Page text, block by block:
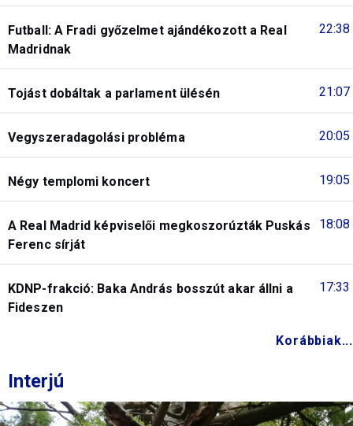
22:38
Futball: A Fradi győzelmet ajándékozott a Real
Madridnak
21:07
Tojást dobáltak a parlament ülésén
20:05
Vegyszeradagolási probléma
19:05
Négy templomi koncert
18:08
A Real Madrid képviselői megkoszorúzták Puskás
Ferenc sírját
17:33
KDNP-frakció: Baka András bosszút akar állni a
Fideszen
Korábbiak...
Interjú